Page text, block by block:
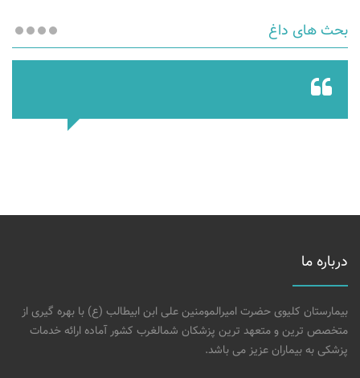
بحث های داغ
درباره ما
بیمارستان کلیوی حضرت امیرالمومنین علی ابن ابیطالب (ع) با بهره گیری از
متخصص ترین و متعهد ترین پزشکان شمالغرب کشور آماده ارائه خدمات
پزشکی به بیماران عزیز می باشد.